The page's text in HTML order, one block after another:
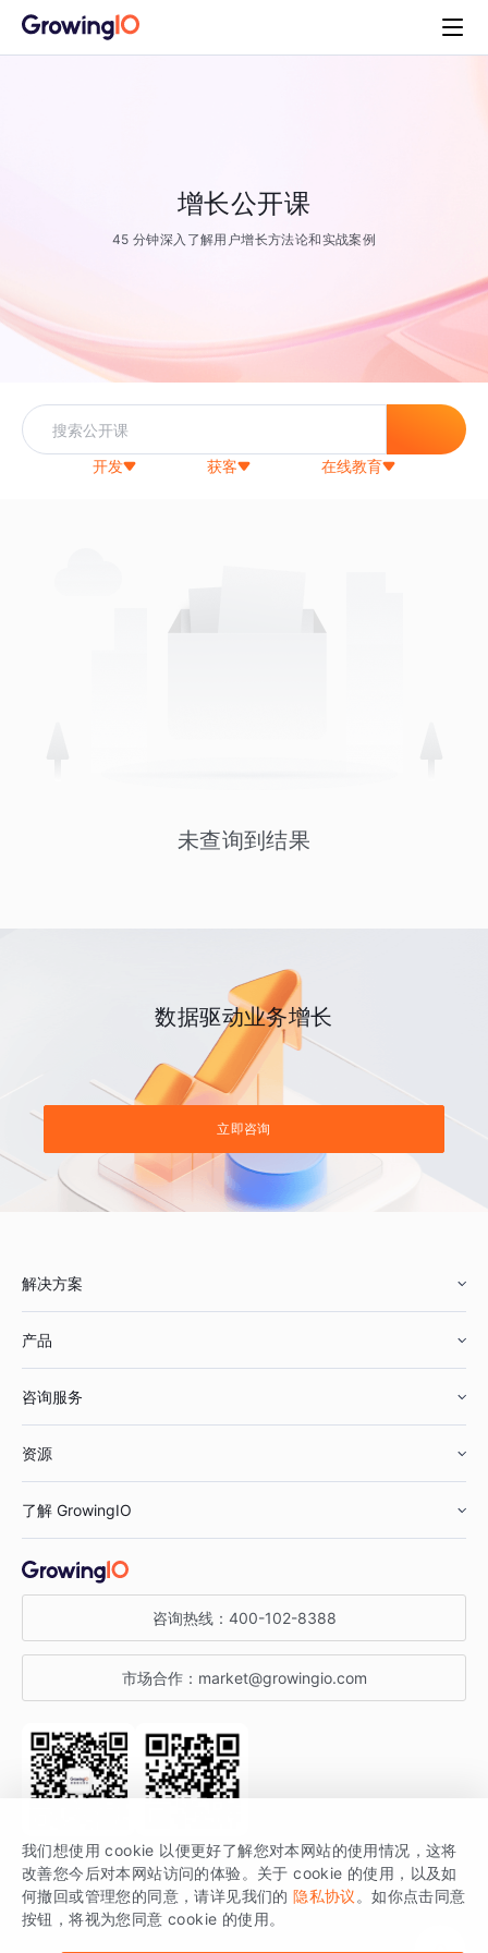
增长公开课
45 分钟深入了解用户增长方法论和实战案例
开发 获客 在线教育
未查询到结果
数据驱动业务增长
立即咨询
解决方案
鞋服行业
汽车行业
金融行业
产品
智能运营
获客分析
咨询服务
资源
增长公开课
增长博客
开发者文档
SDK 文档
场景指南
了解 GrowingIO
关于 GrowingIO
增长大会
行业活动
咨询热线： 400-102-8388
市场合作： market@growingio.com
关注公众号 获取更多干货
GrowingIO 是专注于数据智能分析与增长的品牌，核心平台为 GrowingIO
分析云。
我们想使用 cookie 以便更好了解您对本网站的使用情况，这将
改善您今后对本网站访问的体验。关于 cookie 的使用，以及如
何撤回或管理您的同意，请详见我们的 隐私协议 。如你点击同意
按钮，将视为您同意 cookie 的使用。